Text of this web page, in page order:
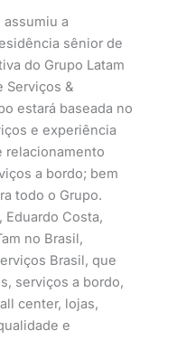
assumiu a
sênior de
do Grupo Latam
Serviços &
estará baseada no
e experiência
relacionamento
a bordo; bem
todo o Grupo.
Eduardo Costa,
no Brasil,
Brasil, que
serviços a bordo,
center, lojas,
e